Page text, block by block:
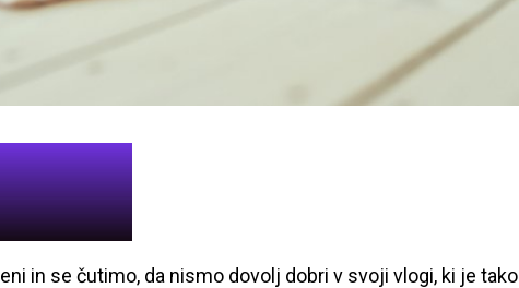
in se čutimo, da nismo dovolj dobri v svoji vlogi, ki je tako